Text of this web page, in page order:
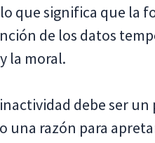
que significa que la
de los datos
la moral.
debe ser
una razón para